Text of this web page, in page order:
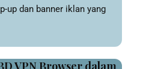
up dan banner iklan yang
VPN Browser dalam